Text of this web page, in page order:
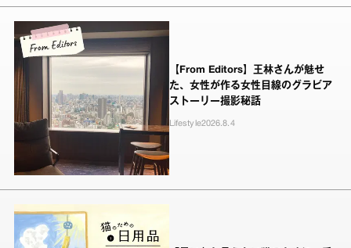
【From Editors】王林さんが魅せ
た、女性が作る女性目線のグラビア
ストーリー撮影秘話
Lifestyle2026.8.4